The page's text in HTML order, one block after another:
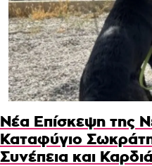
Νέα Επίσκεψη της
Καταφύγιο
Συνέπεια και Καρδιά